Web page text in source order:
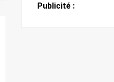
Publicité :